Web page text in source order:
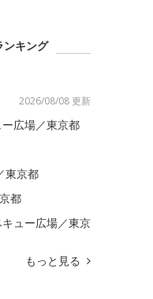
ンキング
2026/08/08 更新
広場／東京都
東京都
都
ュー広場／東京
もっと見る